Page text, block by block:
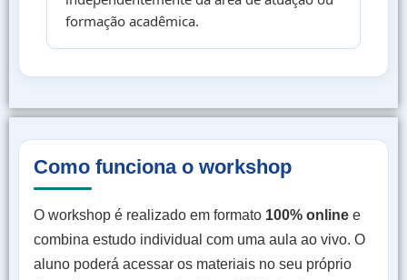
formação acadêmica.
Como funciona o workshop
O workshop é realizado em formato 100% online e
combina estudo individual com uma aula ao vivo. O
aluno poderá acessar os materiais no seu próprio